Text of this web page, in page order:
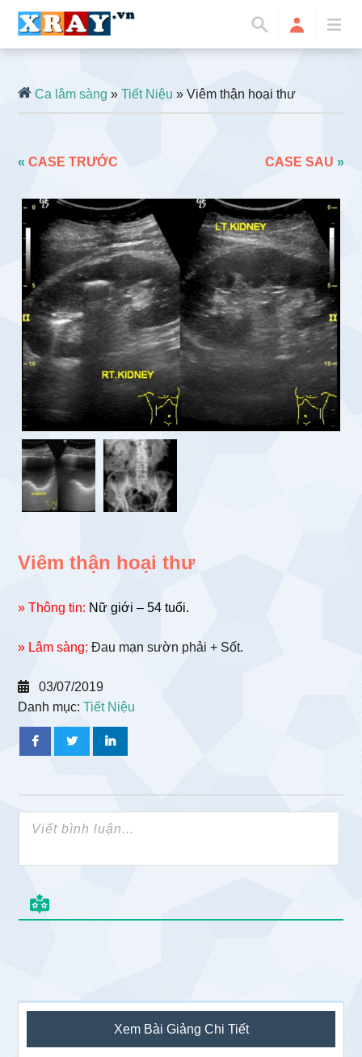
Ca lâm sàng »Tiết Niệu » Viêm thận hoại thư
«CASE TRƯỚC CASE SAU »
Viêm thận hoại thư
» Thông tin: Nữ giới – 54 tuổi.
» Lâm sàng: Đau mạn sườn phải + Sốt.
03/07/2019
Danh mục:Tiết Niệu
Sidebar
chính
Xem Bài Giảng Chi Tiết